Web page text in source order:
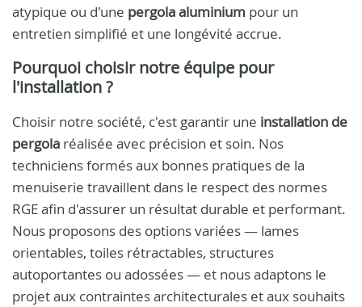
atypique ou d'une pergola aluminium pour un
entretien simplifié et une longévité accrue.
Pourquoi choisir notre équipe pour
l'installation ?
Choisir notre société, c'est garantir une installation de
pergola réalisée avec précision et soin. Nos
techniciens formés aux bonnes pratiques de la
menuiserie travaillent dans le respect des normes
RGE afin d'assurer un résultat durable et performant.
Nous proposons des options variées — lames
orientables, toiles rétractables, structures
autoportantes ou adossées — et nous adaptons le
projet aux contraintes architecturales et aux souhaits